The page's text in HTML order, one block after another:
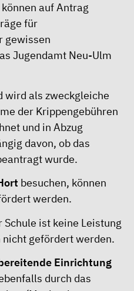
auf Antrag
für
gewissen
Jugendamt Neu-Ulm
wird als zweckgleiche
der Krippengebühren
und in Abzug
davon, ob das
wurde.
besuchen, können
werden.
Schule ist keine Leistung
gefördert werden.
Einrichtung
durch das